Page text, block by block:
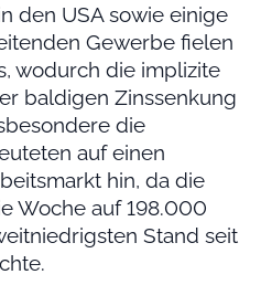
den USA sowie einige
Gewerbe fielen
wodurch die implizite
baldigen Zinssenkung
die
auf einen
hin, da die
Woche auf 198.000
Stand seit